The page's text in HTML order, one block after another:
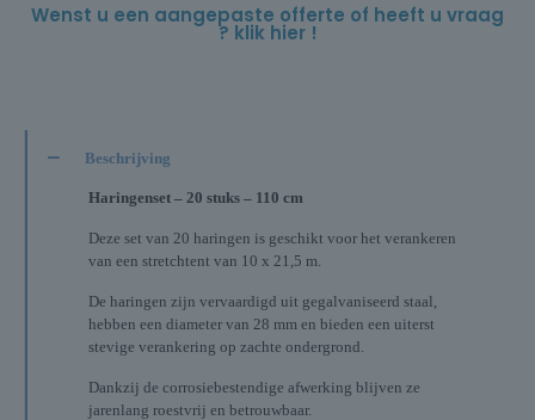
Wenst u een aangepaste offerte of heeft u vraag
? klik hier !
Beschrijving
Haringenset – 20 stuks – 110 cm
Deze set van 20 haringen is geschikt voor het verankeren
van een stretchtent van 10 x 21,5 m.
De haringen zijn vervaardigd uit gegalvaniseerd staal,
hebben een diameter van 28 mm en bieden een uiterst
stevige verankering op zachte ondergrond.
Dankzij de corrosiebestendige afwerking blijven ze
jarenlang roestvrij en betrouwbaar.